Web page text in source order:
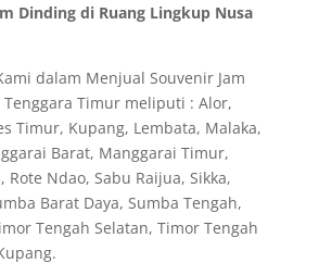
Dinding di Ruang Lingkup Nusa
dalam Menjual Souvenir Jam
Timur meliputi : Alor,
Timur, Kupang, Lembata, Malaka,
Barat, Manggarai Timur,
Rote Ndao, Sabu Raijua, Sikka,
Barat Daya, Sumba Tengah,
Tengah Selatan, Timor Tengah